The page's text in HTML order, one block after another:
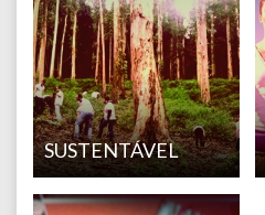
SUSTENTÁVEL